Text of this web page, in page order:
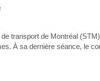
transport de Montréal
À sa dernière séance, le